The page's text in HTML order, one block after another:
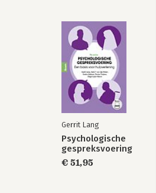
Gerrit Lang
Psychologische
gespreksvoering
€ 51,95